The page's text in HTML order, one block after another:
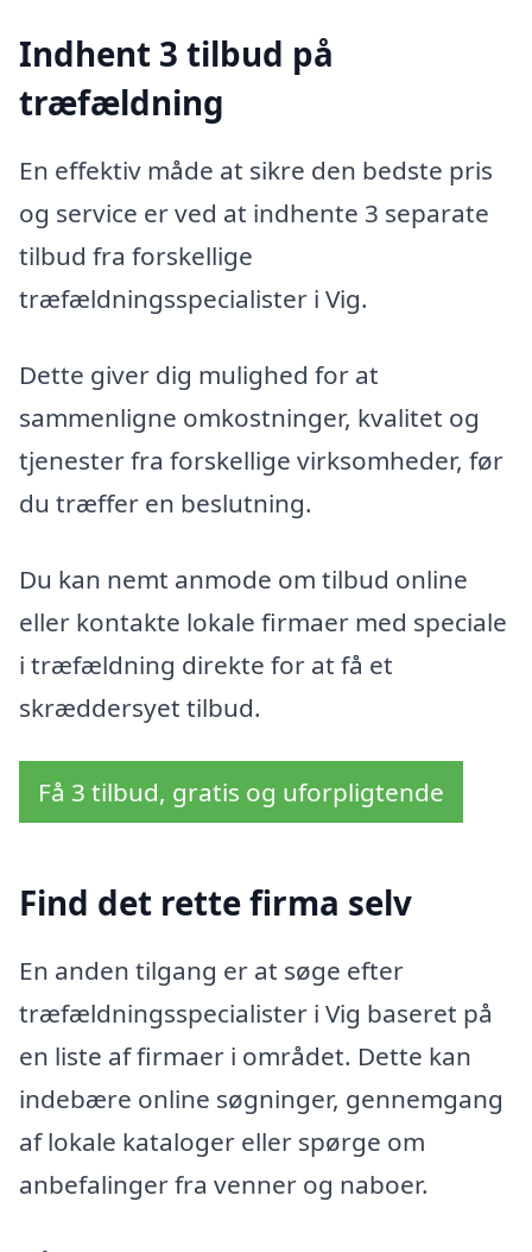
Indhent 3 tilbud på
træfældning
En effektiv måde at sikre den bedste pris
og service er ved at indhente 3 separate
tilbud fra forskellige
træfældningsspecialister i Vig.
Dette giver dig mulighed for at
sammenligne omkostninger, kvalitet og
tjenester fra forskellige virksomheder, før
du træffer en beslutning.
Du kan nemt anmode om tilbud online
eller kontakte lokale firmaer med speciale
i træfældning direkte for at få et
skræddersyet tilbud.
Få 3 tilbud, gratis og uforpligtende
Find det rette firma selv
En anden tilgang er at søge efter
træfældningsspecialister i Vig baseret på
en liste af firmaer i området. Dette kan
indebære online søgninger, gennemgang
af lokale kataloger eller spørge om
anbefalinger fra venner og naboer.